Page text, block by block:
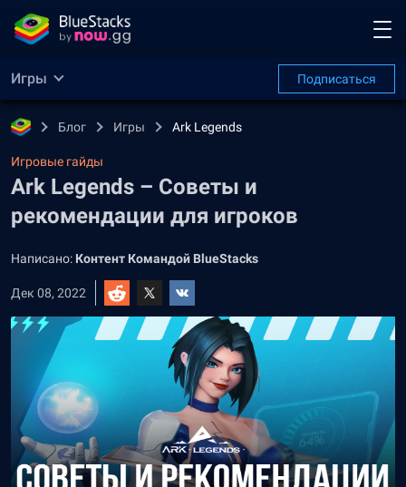
Игры Подписаться
Блог Игры Ark Legends
Игровые гайды
Ark Legends – Советы и
рекомендации для игроков
Написано: Контент Командой BlueStacks
Дек 08, 2022